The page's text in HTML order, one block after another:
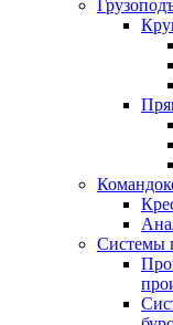
Системы